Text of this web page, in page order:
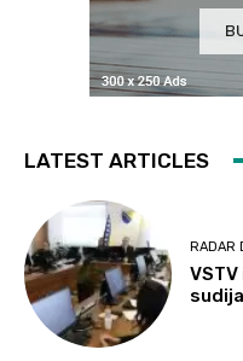
LATEST ARTICLES
RADAR